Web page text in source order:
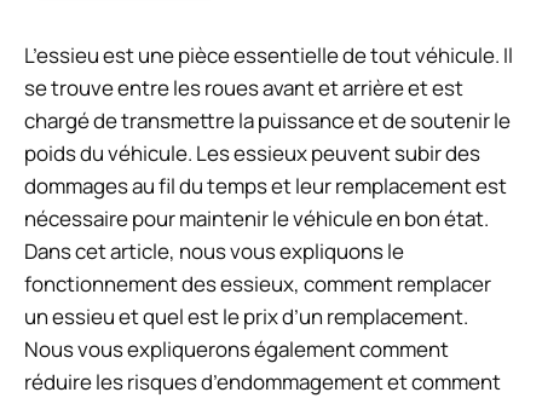
L’essieu est une pièce essentielle de tout véhicule. Il
se trouve entre les roues avant et arrière et est
chargé de transmettre la puissance et de soutenir le
poids du véhicule. Les essieux peuvent subir des
dommages au fil du temps et leur remplacement est
nécessaire pour maintenir le véhicule en bon état.
Dans cet article, nous vous expliquons le
fonctionnement des essieux, comment remplacer
un essieu et quel est le prix d’un remplacement.
Nous vous expliquerons également comment
réduire les risques d’endommagement et comment